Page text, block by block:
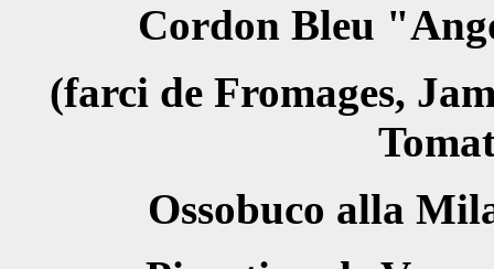
Cordon
(farci de Fromages,
Ossobuco